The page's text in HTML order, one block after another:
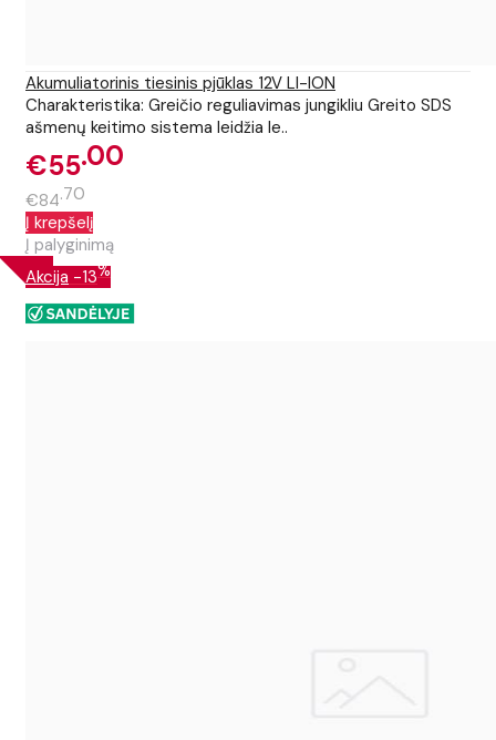
Akumuliatorinis tiesinis pjūklas 12V LI-ION
Charakteristika: Greičio reguliavimas jungikliu Greito SDS
ašmenų keitimo sistema leidžia le..
€5500
€84 70
Į krepšelį
Į palyginimą
Akcija -13%